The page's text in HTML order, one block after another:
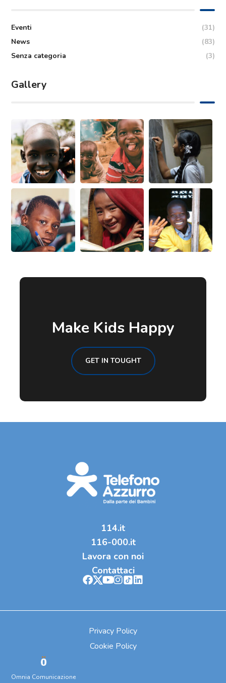
Eventi
(31)
News
(83)
Senza categoria
(3)
Gallery
Make Kids Happy
GET IN TOUGHT
114.it
116-000.it
Lavora con noi
Contattaci
Privacy Policy
Cookie Policy
Omnia Comunicazione